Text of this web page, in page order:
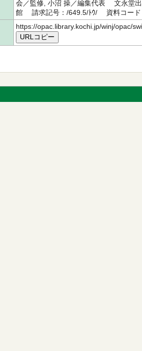
会／監修, 小沼 操／編集代表 文永堂
館 請求記号：/649.5/ﾄｳ/ 資料コード
https://opac.library.kochi.jp/winj/opac/
URLコピー